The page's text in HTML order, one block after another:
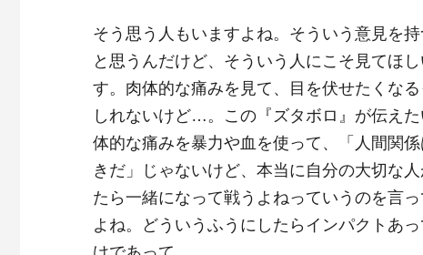
そう思う人もいますよね。そういう意見を
と思うんだけど、そういう人にこそ見てほ
す。肉体的な痛みを見て、目を伏せたくな
しれないけど…。この『ズタボロ』が伝え
体的な痛みを暴力や血を使って、「人間関
きだ」じゃないけど、本当に自分の大切な
たら一緒になって戦うよねっていうのを言
よね。どういうふうにしたらインパクトあ